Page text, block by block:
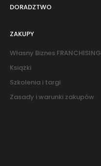
DORADZTWO
ZAKUPY
Własny Biznes FRANCHISING
Książki
Szkolenia i targi
Zasady i warunki zakupów